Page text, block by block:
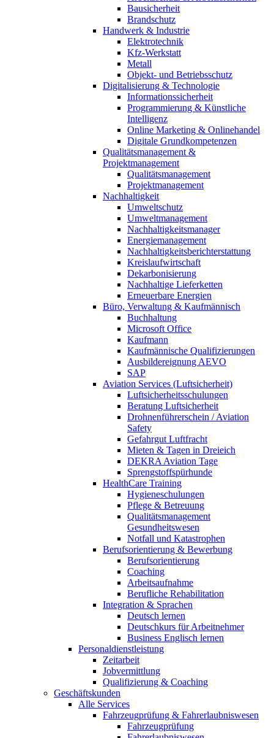
Bausicherheit
Brandschutz
Handwerk & Industrie
Elektrotechnik
Kfz-Werkstatt
Metall
Objekt- und Betriebsschutz
Digitalisierung & Technologie
Informationssicherheit
Programmierung & Künstliche
Intelligenz
Online Marketing & Onlinehandel
Digitale Grundkompetenzen
Qualitätsmanagement &
Projektmanagement
Qualitätsmanagement
Projektmanagement
Nachhaltigkeit
Umweltschutz
Umweltmanagement
Nachhaltigkeitsmanager
Energiemanagement
Nachhaltigkeitsberichterstattung
Kreislaufwirtschaft
Dekarbonisierung
Nachhaltige Lieferketten
Erneuerbare Energien
Büro, Verwaltung & Kaufmännisch
Buchhaltung
Microsoft Office
Kaufmann
Kaufmännische Qualifizierungen
Ausbildereignung AEVO
SAP
Aviation Services (Luftsicherheit)
Luftsicherheitsschulungen
Beratung Luftsicherheit
Drohnenführerschein / Aviation
Safety
Gefahrgut Luftfracht
Mieten & Tagen in Dreieich
DEKRA Aviation Tage
Sprengstoffspürhunde
HealthCare Training
Hygieneschulungen
Pflege & Betreuung
Qualitätsmanagement
Gesundheitswesen
Notfall und Katastrophen
Berufsorientierung & Bewerbung
Berufsorientierung
Coaching
Arbeitsaufnahme
Berufliche Rehabilitation
Integration & Sprachen
Deutsch lernen
Deutschkurs für Arbeitnehmer
Business Englisch lernen
Personaldienstleistung
Zeitarbeit
Jobvermittlung
Qualifizierung & Coaching
Geschäftskunden
Alle Services
Fahrzeugprüfung & Fahrerlaubniswesen
Fahrzeugprüfung